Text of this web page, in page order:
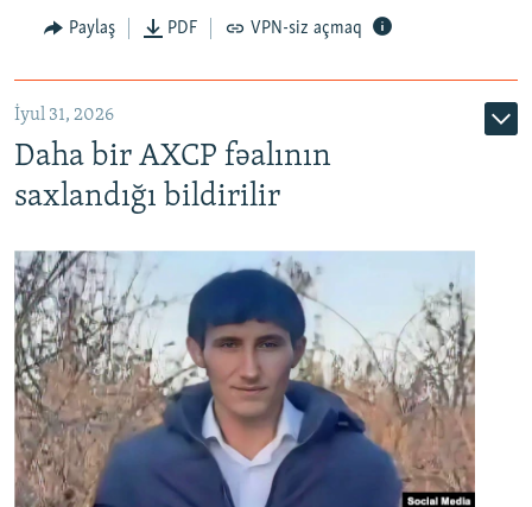
Paylaş PDF VPN-siz açmaq
İyul 31, 2026
Daha bir AXCP fəalının
saxlandığı bildirilir